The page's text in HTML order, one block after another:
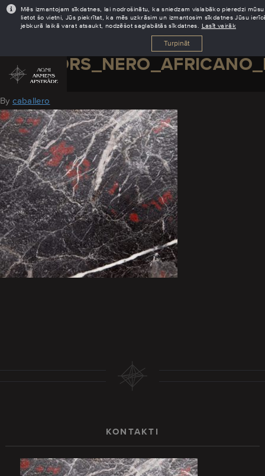
Mēs izmantojam sīkdatnes, lai nodrošinātu, ka sniedzam vislabāko pieredzi
lietot šo vietni, Jūs piekrītat, ka mēs uzkrāsim un izmantosim sīkdatnes Jūsu
jebkurā laikā varat atsaukt, nodzēšot saglabātās sīkdatnes. Lasīt vairāk
Turpināt
August 11, 2016
Bycaballero
KONTAKTI